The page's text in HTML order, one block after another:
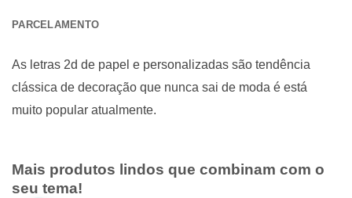
PARCELAMENTO
As letras 2d de papel e personalizadas são tendência
clássica de decoração que nunca sai de moda é está
muito popular atualmente.
Mais produtos lindos que combinam com o
seu tema!